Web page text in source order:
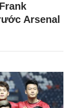
Arsenal